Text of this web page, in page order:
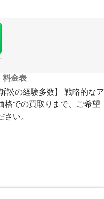
料金表
訟の経験多数】 戦略的なア
格での買取りまで、ご希望
い。